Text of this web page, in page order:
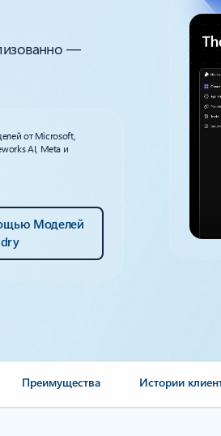
—
от Microsoft,
AI, Meta и
Моделей
Преимущества Истории